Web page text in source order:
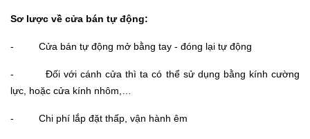
Sơ lược về cửa bán tự động:
- Cửa bán tự động mở bằng tay - đóng lại tự động
- Đối với cánh cửa thì ta có thể sử dụng bằng kính cường
lực, hoặc cửa kính nhôm,…
- Chi phí lắp đặt thấp, vận hành êm